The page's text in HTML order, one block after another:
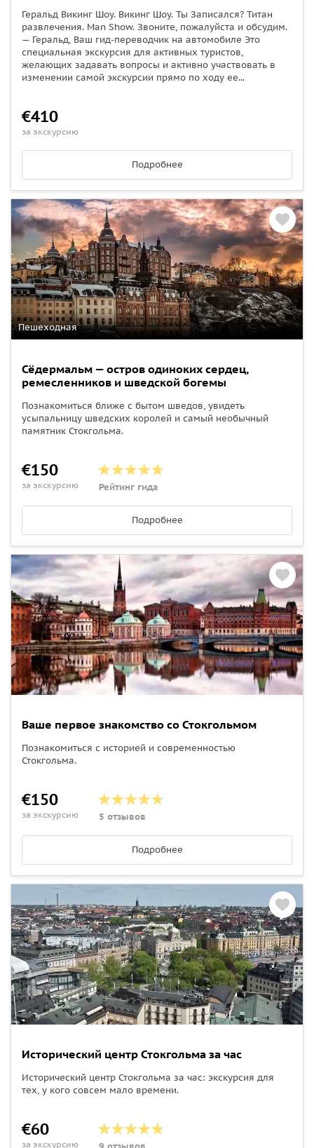
Геральд Викинг Шоу. Викинг Шоу. Ты Записался? Титан
развлечения. Man Show. Звоните, пожалуйста и обсудим.
— Геральд, Ваш гид-переводчик на автомобиле Это
специальная экскурсия для активных туристов,
желающих задавать вопросы и активно участвовать в
изменении самой экскурсии прямо по ходу ее...
€410
за экскурсию
Подробнее
Пешеходная
Сёдермальм — остров одиноких сердец,
ремесленников и шведской богемы
Познакомиться ближе с бытом шведов, увидеть
усыпальницу шведских королей и самый необычный
памятник Стокгольма.
€150
за экскурсию Рейтинг гида
Подробнее
Ваше первое знакомство со Стокгольмом
Познакомиться с историей и современностью
Стокгольма.
€150
за экскурсию 5 отзывов
Подробнее
Исторический центр Стокгольма за час
Исторический центр Стокгольма за час: экскурсия для
тех, у кого совсем мало времени.
€60
за экскурсию